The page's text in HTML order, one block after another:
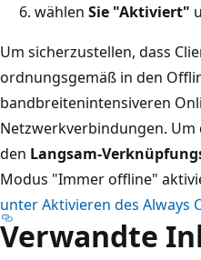
wählen Sie "Aktiviert"
Um sicherzustellen, dass
ordnungsgemäß in den
bandbreitenintensiveren
Netzwerkverbindungen.
den Langsam-
Modus "Immer offline"
unter Aktivieren des Always
Verwandte